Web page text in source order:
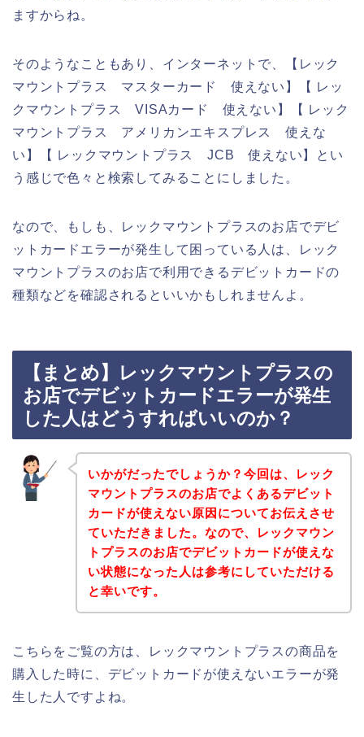
ますからね。
そのようなこともあり、インターネットで、【レック
マウントプラス マスターカード 使えない】【 レッ
クマウントプラス VISAカード 使えない】【 レック
マウントプラス アメリカンエキスプレス 使えな
い】【 レックマウントプラス JCB 使えない】とい
う感じで色々と検索してみることにしました。
なので、もしも、レックマウントプラスのお店でデビ
ットカードエラーが発生して困っている人は、レック
マウントプラスのお店で利用できるデビットカードの
種類などを確認されるといいかもしれませんよ。
【まとめ】レックマウントプラスの
お店でデビットカードエラーが発生
した人はどうすればいいのか？
いかがだったでしょうか？今回は、レック
マウントプラスのお店でよくあるデビット
カードが使えない原因についてお伝えさせ
ていただきました。なので、レックマウン
トプラスのお店でデビットカードが使えな
い状態になった人は参考にしていただける
と幸いです。
こちらをご覧の方は、レックマウントプラスの商品を
購入した時に、デビットカードが使えないエラーが発
生した人ですよね。